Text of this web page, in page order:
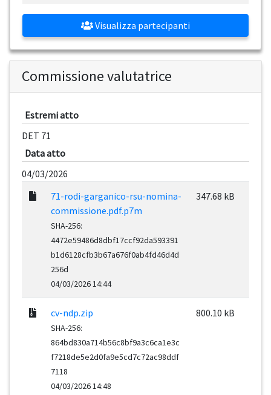
Visualizza partecipanti
Commissione valutatrice
Estremi atto
DET 71
Data atto
04/03/2026
71-rodi-garganico-rsu-nomina-
commissione.pdf.p7m
SHA-256:
4472e59486d8dbf17ccf92da593391
b1d6128cfb3b67a676f0ab4fd46d4d
256d
04/03/2026 14:44
347.68 kB
cv-ndp.zip
SHA-256:
864bd830a714b56c8bf9a3c6ca1e3c
f7218de5e2d0fa9e5cd7c72ac98ddf
7118
04/03/2026 14:48
800.10 kB